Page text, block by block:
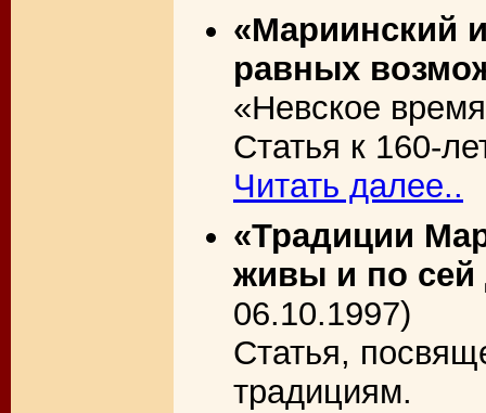
«Мариинский
равных
«Невское
Статья к 160-
Читать далее..
«Традиции
живы и по сей
06.10.1997)
Статья,
традициям.